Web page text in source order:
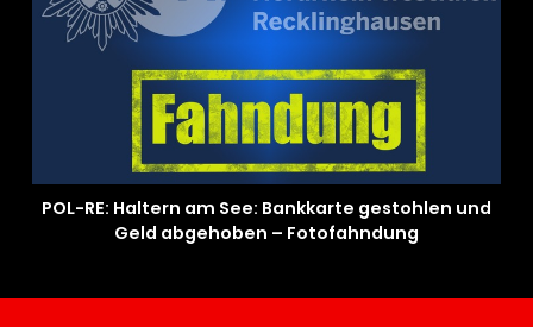
POL-RE: Haltern am See: Bankkarte gestohlen und
Geld abgehoben – Fotofahndung